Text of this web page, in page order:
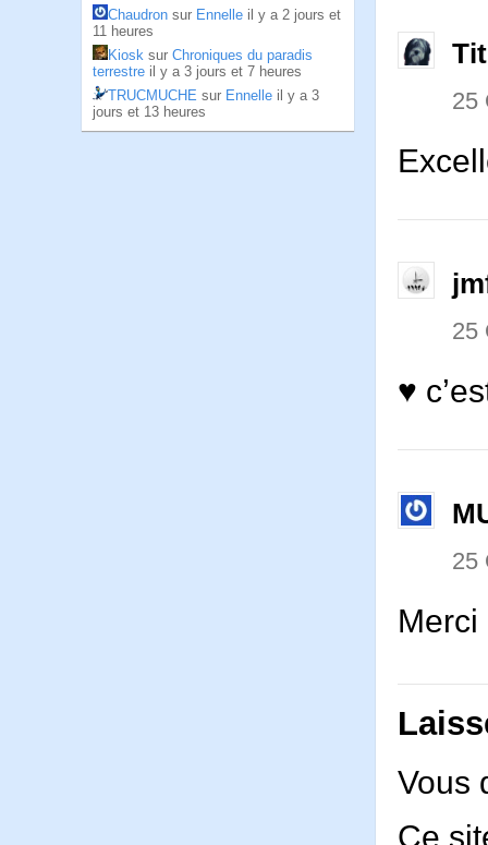
Chaudron sur Ennelle il y a 2 jours et
11 heures
Kiosk sur Chroniques du paradis
terrestre il y a 3 jours et 7 heures
TRUCMUCHE sur Ennelle il y a 3
jours et 13 heures
25
25
♥
25
Merci
Vous
Ce